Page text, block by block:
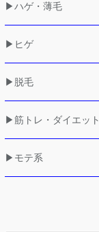
▶ハゲ・薄毛
▶ヒゲ
▶脱毛
▶筋トレ・ダイエット
▶モテ系